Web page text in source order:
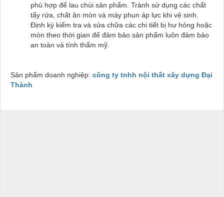
phù hợp để lau chùi sản phẩm. Tránh sử dụng các chất
tẩy rửa, chất ăn mòn và máy phun áp lực khi vệ sinh.
Định kỳ kiểm tra và sửa chữa các chi tiết bị hư hỏng hoặc
mòn theo thời gian để đảm bảo sản phẩm luôn đảm bảo
an toàn và tính thẩm mỹ.
Sản phẩm doanh nghiệp: công ty tnhh nội thất xây dựng Đại
Thành